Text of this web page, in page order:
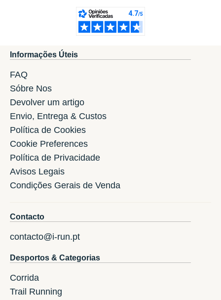
Informações Úteis
FAQ
Sóbre Nos
Devolver um artigo
Envio, Entrega & Custos
Política de Cookies
Cookie Preferences
Política de Privacidade
Avisos Legais
Condições Gerais de Venda
Contacto
contacto@i-run.pt
Desportos & Categorias
Corrida
Trail Running